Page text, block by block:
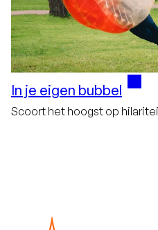
In je eigen bubbel
Scoort het hoogst op